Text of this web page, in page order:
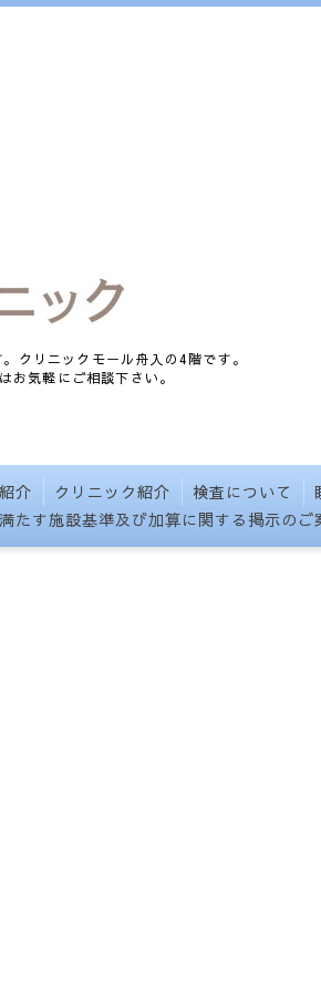
クリニックモール舟入の4階です。
気軽にご相談下さい。
介 クリニック紹介 検査について
たす施設基準及び加算に関する掲示のご